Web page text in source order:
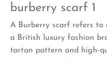
burberry scarf 1
A Burberry scarf refers to
a British luxury fashion
tartan pattern and high-